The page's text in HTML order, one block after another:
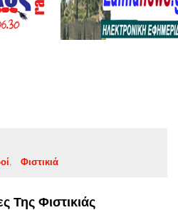
Φιστικιά
Της Φιστικιάς